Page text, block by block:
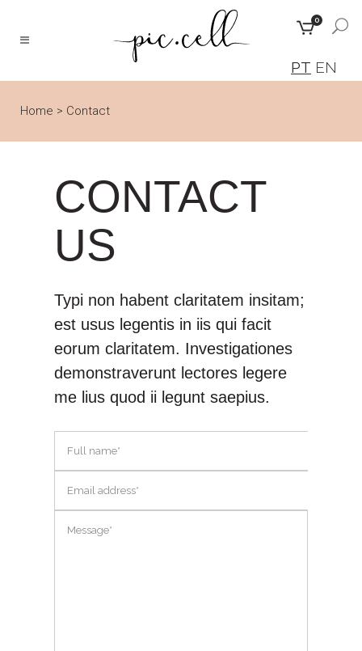
PT EN
0
Home > Contact
CONTACT
US
Typi non habent claritatem insitam;
est usus legentis in iis qui facit
eorum claritatem. Investigationes
demonstraverunt lectores legere
me lius quod ii legunt saepius.